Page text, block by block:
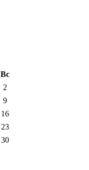
Вс
2
9
16
23
30